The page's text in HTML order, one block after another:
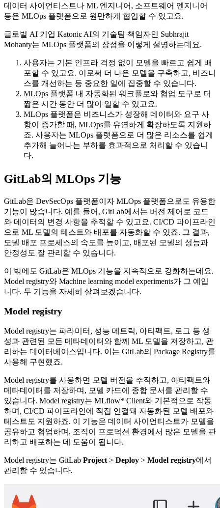
데이터 사이언티스트나 ML 엔지니어, 소프트웨어 엔지니어
등은 MLOps 플랫폼으로 원만하게 협업할 수 있고요.
글로벌 AI 기업 Katonic AI의 기술팀 책임자인 Subhrajit
Mohanty는 MLOps 플랫폼의 장점을 이렇게 설명하는데요.
사용자는 기본 인프라 걱정 없이 모델을 빠르고 쉽게 배
포할 수 있고요. 이로써 더 나은 모델을 구축하고, 비즈니
스를 개선하는 등 중요한 일에 집중할 수 있습니다.
MLOps 플랫폼 내 자동화된 워크플로와 협업 도구로 더
짧은 시간 동안 더 많이 일할 수 있고요.
MLOps 플랫폼은 비즈니스가 성장해 데이터와 요구 사
항이 증가할 때, MLOps를 유연하게 확장하도록 지원하
죠. 사용자는 MLOps 플랫폼으로 더 많은 리소스를 쉽게
추가해 늘어나는 부하를 효과적으로 처리할 수 있습니
다.
GitLab의 MLOps 기능
GitLab은 DevSecOps 플랫폼이자 MLOps 플랫폼으로도 유용한
기능이 많습니다. 예를 들어, GitLab에서는 버전 제어로 코드
와 데이터의 변경 사항을 추적할 수 있고요. CI/CD 파이프라인
으로 ML 모델의 테스트와 배포를 자동화할 수 있죠. 그 결과,
모델 배포 프로세스의 속도를 높이고, 배포된 모델의 성능과
안정성도 잘 관리할 수 있습니다.
이 밖에도 GitLab은 MLOps 기능을 지속적으로 강화하는데요.
Model registry와 Machine learning model experiments가 그 예입
니다. 두 기능을 자세히 살펴보겠습니다.
Model registry
Model registry는 파라미터, 성능 메트릭, 아티팩트, 로그 등 생
성과 관련된 모든 메타데이터와 함께 ML 모델을 저장하고, 관
리하는 데이터베이스입니다. 이는 GitLab의 Package Registry를
사용해 구현했죠.
Model registry를 사용하면 모델 버전을 추적하고, 아티팩트와
메타데이터를 저장하며, 모델 카드에 종합 문서를 관리할 수
있습니다. Model registry는 MLflow* Client와 기본적으로 작동
하며, CI/CD 파이프라인에 직접 연결돼 자동화된 모델 배포와
테스트도 지원하죠. 이 기능은 데이터 사이언티스트가 모델을
공유하고 협업하며, 조직이 프로덕션 환경에서 많은 모델을 관
리하고 배포하는 데 도움이 됩니다.
Model registry는 GitLab Project > Deploy > Model registry에서
관리할 수 있습니다.